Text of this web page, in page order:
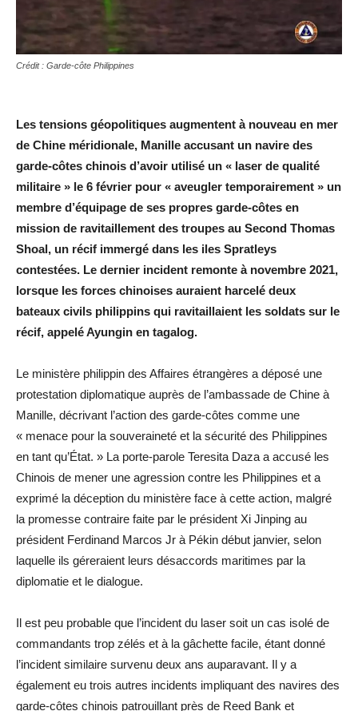
Crédit : Garde-côte Philippines
Les tensions géopolitiques augmentent à nouveau en mer
de Chine méridionale, Manille accusant un navire des
garde-côtes chinois d’avoir utilisé un « laser de qualité
militaire » le 6 février pour « aveugler temporairement » un
membre d’équipage de ses propres garde-côtes en
mission de ravitaillement des troupes au Second Thomas
Shoal, un récif immergé dans les iles Spratleys
contestées. Le dernier incident remonte à novembre 2021,
lorsque les forces chinoises auraient harcelé deux
bateaux civils philippins qui ravitaillaient les soldats sur le
récif, appelé Ayungin en tagalog.
Le ministère philippin des Affaires étrangères a déposé une
protestation diplomatique auprès de l’ambassade de Chine à
Manille, décrivant l’action des garde-côtes comme une
« menace pour la souveraineté et la sécurité des Philippines
en tant qu’État. » La porte-parole Teresita Daza a accusé les
Chinois de mener une agression contre les Philippines et a
exprimé la déception du ministère face à cette action, malgré
la promesse contraire faite par le président Xi Jinping au
président Ferdinand Marcos Jr à Pékin début janvier, selon
laquelle ils géreraient leurs désaccords maritimes par la
diplomatie et le dialogue.
Il est peu probable que l’incident du laser soit un cas isolé de
commandants trop zélés et à la gâchette facile, étant donné
l’incident similaire survenu deux ans auparavant. Il y a
également eu trois autres incidents impliquant des navires des
garde-côtes chinois patrouillant près de Reed Bank et